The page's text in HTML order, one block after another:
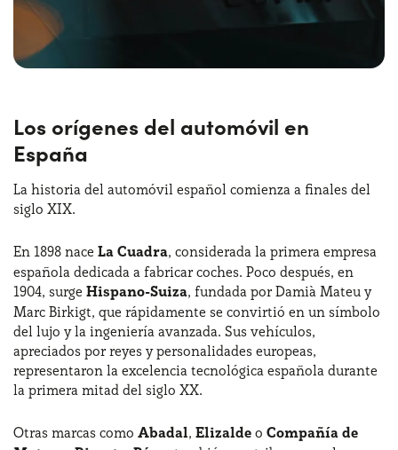
Los orígenes del automóvil en
España
La historia del automóvil español comienza a finales del
siglo XIX.
En 1898 nace La Cuadra, considerada la primera empresa
española dedicada a fabricar coches. Poco después, en
1904, surge Hispano-Suiza, fundada por Damià Mateu y
Marc Birkigt, que rápidamente se convirtió en un símbolo
del lujo y la ingeniería avanzada. Sus vehículos,
apreciados por reyes y personalidades europeas,
representaron la excelencia tecnológica española durante
la primera mitad del siglo XX.
Otras marcas como Abadal, Elizalde o Compañía de